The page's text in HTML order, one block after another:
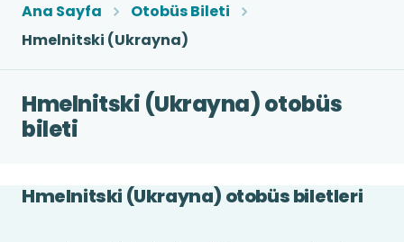
Ana Sayfa
Otobüs Bileti
Hmelnitski (Ukrayna)
Hmelnitski (Ukrayna) otobüs
bileti
Hmelnitski (Ukrayna) otobüs biletleri